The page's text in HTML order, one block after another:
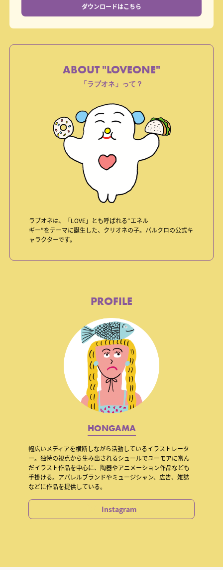
ダウンロードはこちら
ABOUT "LOVEONE"
「ラブオネ」って？
ラブオネは、「LOVE」とも呼ばれる“エネル
ギー”をテーマに誕生した、クリオネの子。 パルクロの公式キ
ャラクターです。
PROFILE
HONGAMA
幅広いメディアを横断しながら活動しているイラストレータ
ー。独特の視点から生み出されるシュールでユーモアに富ん
だイラスト作品を中心に、陶器やアニメーション作品なども
手掛ける。 アパレルブランドやミュージシャン、広告、雑誌
などに作品を提供している。
Instagram